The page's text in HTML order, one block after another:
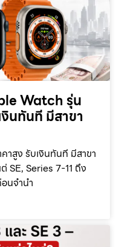
Watch รุ่น
งินทันที มีสาขา
าสูง รับเงินทันที มีสาขา
SE, Series 7-11 ถึง
นจำนำ